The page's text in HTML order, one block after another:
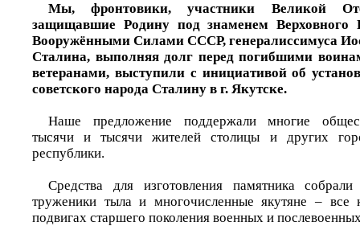
Мы, фронтовики, участники Великой
защищавшие Родину под знаменем Верховного
Вооружёнными Силами СССР, генералиссимуса
Сталина, выполняя долг перед погибшими
ветеранами, выступили с инициативой об
советского народа Сталину в г. Якутске.
Наше предложение поддержали многие
тысячи и тысячи жителей столицы и других
республики.
Средства для изготовления памятника
труженики тыла и многочисленные якутяне – все
подвигах старшего поколения военных и